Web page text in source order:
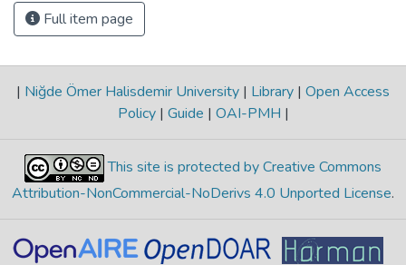
Full item page
| Niğde Ömer Halisdemir University | Library | Open Access
Policy | Guide | OAI-PMH |
This site is protected by Creative Commons
Attribution-NonCommercial-NoDerivs 4.0 Unported License.